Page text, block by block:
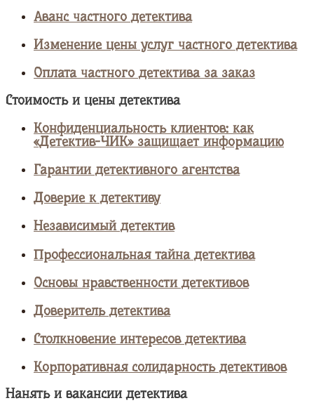
Аванс частного детектива
Изменение цены услуг частного детектива
Оплата частного детектива за заказ
Стоимость и цены детектива
Конфиденциальность клиентов: как
«Детектив-ЧИК» защищает информацию
Гарантии детективного агентства
Доверие к детективу
Независимый детектив
Профессиональная тайна детектива
Основы нравственности детективов
Доверитель детектива
Столкновение интересов детектива
Корпоративная солидарность детективов
Нанять и вакансии детектива